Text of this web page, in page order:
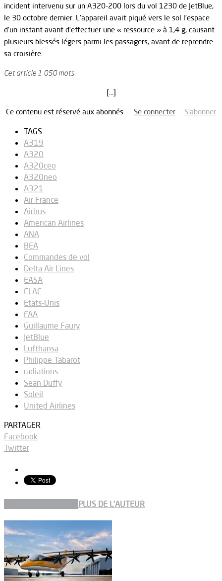
incident intervenu sur un A320-200 lors du vol 1230 de JetBlue,
le 30 octobre dernier. L’appareil avait piqué vers le sol l’espace
d’un instant avant d’effectuer une « ressource » à 1,4 g, causant
plusieurs blessés légers parmi les passagers, avant de reprendre
sa croisière.
Cet article 1 050 mots.
[…]
Ce contenu est réservé aux abonnés. Se connecter S’abonner
TAGS
A319
A320
A320ceo
A320neo
A321
Air France
Airbus
American Airlines
ANA
BEA
Commandes de vol
Delta Air Lines
EASA
ELAC
Etats-Unis
FAA
Guillaume Faury
JetBlue
Lufthansa
Philippe Tabarot
radiations
Sean Duffy
Soleil
United Airlines
PARTAGER
Facebook
Twitter
PLUS DE L'AUTEUR